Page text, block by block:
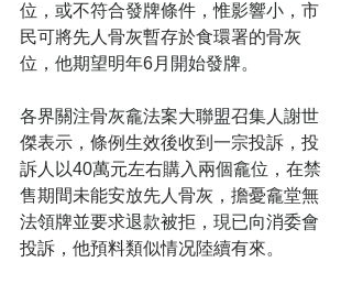
位，或不符合發牌條件，惟影響小，市
民可將先人骨灰暫存於食環署的骨灰
位，他期望明年6月開始發牌。
各界關注骨灰龕法案大聯盟召集人謝世
傑表示，條例生效後收到一宗投訴，投
訴人以40萬元左右購入兩個龕位，在禁
售期間未能安放先人骨灰，擔憂龕堂無
法領牌並要求退款被拒，現已向消委會
投訴，他預料類似情况陸續有來。